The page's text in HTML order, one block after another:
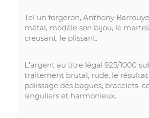
Tel un forgeron, Anthony
métal, modèle son bijou, le
creusant, le plissant.
L'argent au titre légal 925/1000
traitement brutal, rude, le résultat
polissage des bagues, bracelets,
singuliers et harmonieux.